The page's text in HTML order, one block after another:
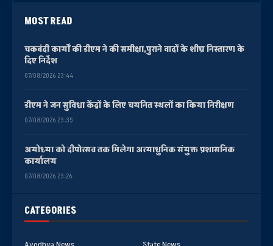
CATEGORIES
MOST READ
चकबंदी कार्यों की डीएम ने की समीक्षा,पुराने वादों के शीघ्र निस्तारण के
दिए निर्देश
07/08/2026 23:44
डीएम ने जन सुविधा केंद्रों के लिए चयनित स्थलों का किया निरीक्षण
07/08/2026 23:35
अयोध्या को दीपोत्सव तक मिलेगा अत्याधुनिक संयुक्त प्रशासनिक
कार्यालय
07/08/2026 23:26